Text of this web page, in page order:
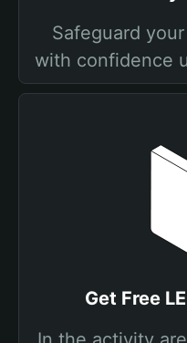
Safeguard your
with confidence
Get Free